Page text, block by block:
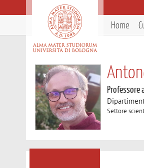
Home
Professore
Settore